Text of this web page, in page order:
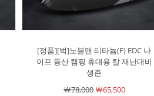
[정품][벅]노블맨 티타늄(F) EDC 나
이프 등산 캠핑 휴대용 칼 재난대비
생존
￦78,000￦65,500